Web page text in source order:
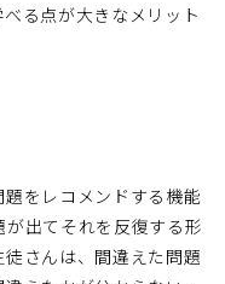
る点が大きなメリット
をレコメンドする機能
出てそれを反復する形
さんは、間違えた問題